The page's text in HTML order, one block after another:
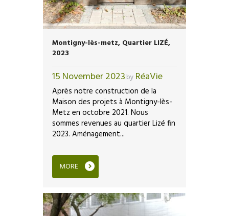
Montigny-lès-metz, Quartier LIZÉ,
2023
15 November 2023by RéaVie
Après notre construction de la
Maison des projets à Montigny-lès-
Metz en octobre 2021. Nous
sommes revenues au quartier Lizé fin
2023. Aménagement...
MORE